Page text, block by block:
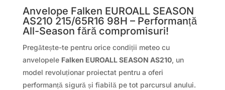
Anvelope Falken EUROALL SEASON
AS210 215/65R16 98H – Performanță
All-Season fără compromisuri!
Pregătește-te pentru orice condiții meteo cu
anvelopele Falken EUROALL SEASON AS210, un
model revoluționar proiectat pentru a oferi
performanță sigură și fiabilă pe tot parcursul anului.